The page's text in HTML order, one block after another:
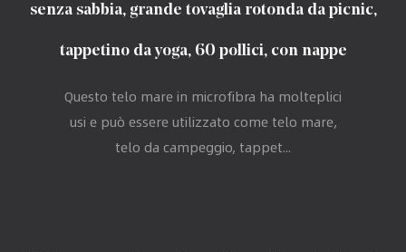
senza sabbia, grande tovaglia rotonda da picnic,
tappetino da yoga, 60 pollici, con nappe
Questo telo mare in microfibra ha molteplici
usi e può essere utilizzato come telo mare,
telo da campeggio, tappet...